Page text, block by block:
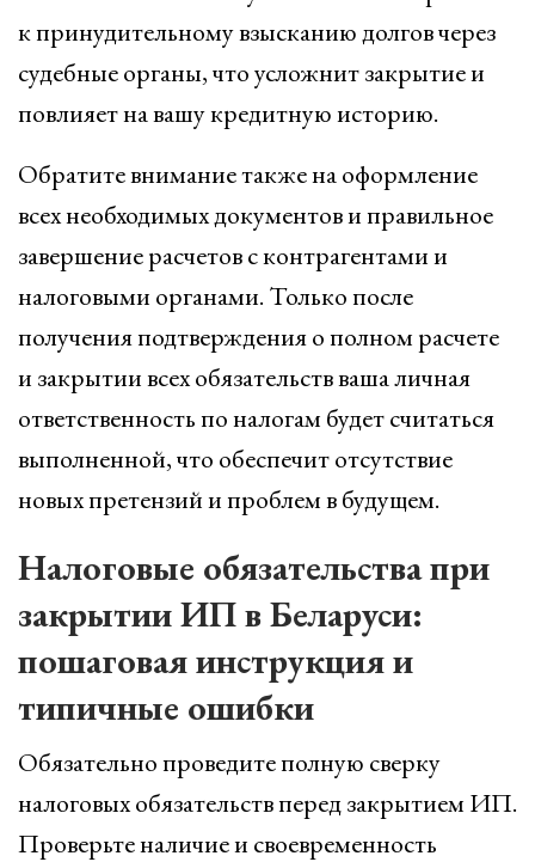
к принудительному взысканию долгов через
судебные органы, что усложнит закрытие и
повлияет на вашу кредитную историю.
Обратите внимание также на оформление
всех необходимых документов и правильное
завершение расчетов с контрагентами и
налоговыми органами. Только после
получения подтверждения о полном расчете
и закрытии всех обязательств ваша личная
ответственность по налогам будет считаться
выполненной, что обеспечит отсутствие
новых претензий и проблем в будущем.
Налоговые обязательства при
закрытии ИП в Беларуси:
пошаговая инструкция и
типичные ошибки
Обязательно проведите полную сверку
налоговых обязательств перед закрытием ИП.
Проверьте наличие и своевременность